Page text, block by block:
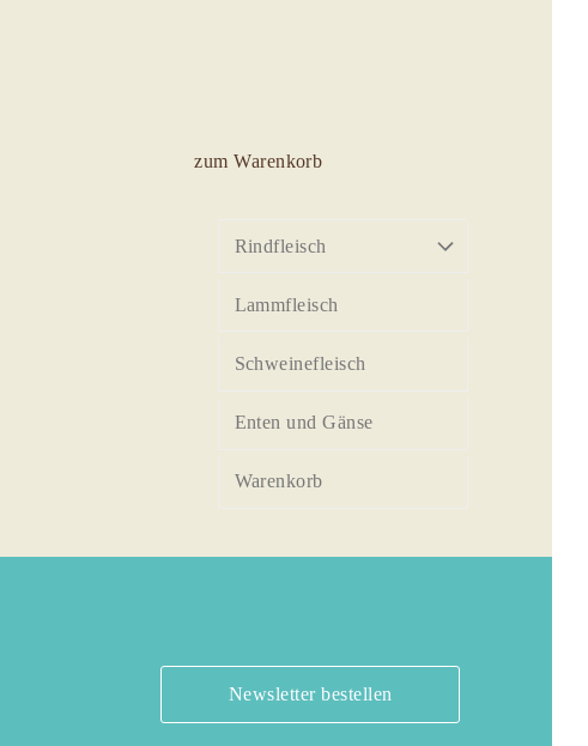
zum Warenkorb
Rindfleisch
Lammfleisch
Schweinefleisch
Enten und Gänse
Warenkorb
Newsletter bestellen